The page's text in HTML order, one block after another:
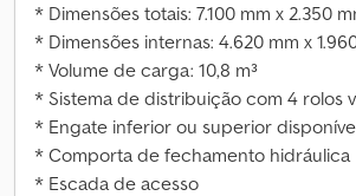
* Dimensões totais: 7.100 mm x 2.350
* Dimensões internas: 4.620 mm x
* Volume de carga: 10,8 m³
* Sistema de distribuição com 4 rolos
* Engate inferior ou superior
* Comporta de fechamento hidráulica
* Escada de acesso